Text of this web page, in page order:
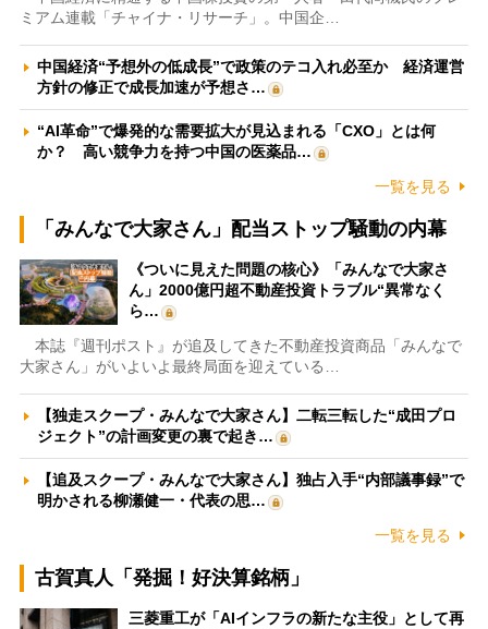
ミアム連載「チャイナ・リサーチ」。中国企…
中国経済“予想外の低成長”で政策のテコ入れ必至か 経済運営
方針の修正で成長加速が予想さ…
“AI革命”で爆発的な需要拡大が見込まれる「CXO」とは何
か？ 高い競争力を持つ中国の医薬品…
一覧を見る
「みんなで大家さん」配当ストップ騒動の内幕
《ついに見えた問題の核心》「みんなで大家さ
ん」2000億円超不動産投資トラブル“異常なく
ら…
本誌『週刊ポスト』が追及してきた不動産投資商品「みんなで
大家さん」がいよいよ最終局面を迎えている…
【独走スクープ・みんなで大家さん】二転三転した“成田プロ
ジェクト”の計画変更の裏で起き…
【追及スクープ・みんなで大家さん】独占入手“内部議事録”で
明かされる柳瀬健一・代表の思…
一覧を見る
古賀真人「発掘！好決算銘柄」
三菱重工が「AIインフラの新たな主役」として再